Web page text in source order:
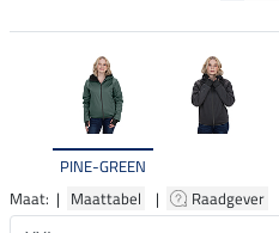
PINE-GREEN
Maat: | Maattabel | Raadgever